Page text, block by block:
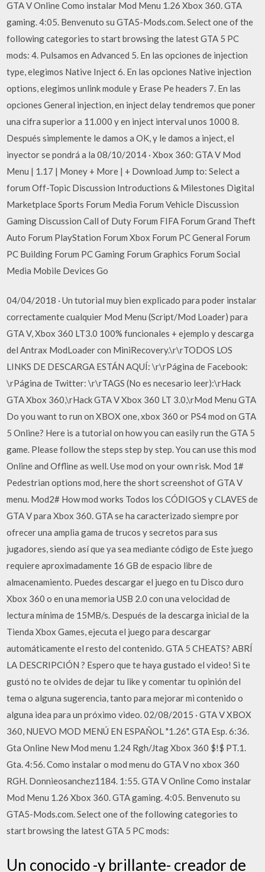
GTA V Online Como instalar Mod Menu 1.26 Xbox 360. GTA
gaming. 4:05. Benvenuto su GTA5-Mods.com. Select one of the
following categories to start browsing the latest GTA 5 PC
mods: 4. Pulsamos en Advanced 5. En las opciones de injection
type, elegimos Native Inject 6. En las opciones Native injection
options, elegimos unlink module y Erase Pe headers 7. En las
opciones General injection, en inject delay tendremos que poner
una cifra superior a 11.000 y en inject interval unos 1000 8.
Después simplemente le damos a OK, y le damos a inject, el
inyector se pondrá a la 08/10/2014 · Xbox 360: GTA V Mod
Menu | 1.17 | Money + More | + Download Jump to: Select a
forum Off-Topic Discussion Introductions & Milestones Digital
Marketplace Sports Forum Media Forum Vehicle Discussion
Gaming Discussion Call of Duty Forum FIFA Forum Grand Theft
Auto Forum PlayStation Forum Xbox Forum PC General Forum
PC Building Forum PC Gaming Forum Graphics Forum Social
Media Mobile Devices Go
04/04/2018 · Un tutorial muy bien explicado para poder instalar
correctamente cualquier Mod Menu (Script/Mod Loader) para
GTA V, Xbox 360 LT3.0 100% funcionales + ejemplo y descarga
del Antrax ModLoader con MiniRecovery.\r\rTODOS LOS
LINKS DE DESCARGA ESTÁN AQUÍ: \r\rPágina de Facebook:
\rPágina de Twitter: \r\rTAGS (No es necesario leer):\rHack
GTA Xbox 360,\rHack GTA V Xbox 360 LT 3.0,\rMod Menu GTA
Do you want to run on XBOX one, xbox 360 or PS4 mod on GTA
5 Online? Here is a tutorial on how you can easily run the GTA 5
game. Please follow the steps step by step. You can use this mod
Online and Offline as well. Use mod on your own risk. Mod 1#
Pedestrian options mod, here the short screenshot of GTA V
menu. Mod2# How mod works Todos los CÓDIGOS y CLAVES de
GTA V para Xbox 360. GTA se ha caracterizado siempre por
ofrecer una amplia gama de trucos y secretos para sus
jugadores, siendo así que ya sea mediante código de Este juego
requiere aproximadamente 16 GB de espacio libre de
almacenamiento. Puedes descargar el juego en tu Disco duro
Xbox 360 o en una memoria USB 2.0 con una velocidad de
lectura mínima de 15MB/s. Después de la descarga inicial de la
Tienda Xbox Games, ejecuta el juego para descargar
automáticamente el resto del contenido. GTA 5 CHEATS? ABRÍ
LA DESCRIPCIÓN ? Espero que te haya gustado el video! Si te
gustó no te olvides de dejar tu like y comentar tu opinión del
tema o alguna sugerencia, tanto para mejorar mi contenido o
alguna idea para un próximo video. 02/08/2015 · GTA V XBOX
360, NUEVO MOD MENÚ EN ESPAÑOL "1.26". GTA Esp. 6:36.
Gta Online New Mod menu 1.24 Rgh/Jtag Xbox 360 $!$ PT.1.
Gta. 4:56. Como instalar o mod menu do GTA V no xbox 360
RGH. Donnieosanchez1184. 1:55. GTA V Online Como instalar
Mod Menu 1.26 Xbox 360. GTA gaming. 4:05. Benvenuto su
GTA5-Mods.com. Select one of the following categories to
start browsing the latest GTA 5 PC mods:
Un conocido -y brillante- creador de